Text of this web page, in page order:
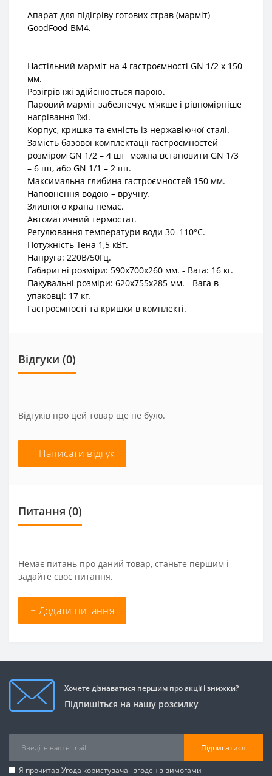
Апарат для підігріву готових страв (марміт)
GoodFood BM4.
Настільний марміт на 4 гастроємності GN 1/2 х 150
мм.
Розігрів їжі здійснюється парою.
Паровий марміт забезпечує м'якше і рівномірніше
нагрівання їжі.
Корпус, кришка та ємність із нержавіючої сталі.
Замість базової комплектації гастроємностей
розміром GN 1/2 – 4 шт можна встановити GN 1/3
– 6 шт, або GN 1/1 – 2 шт.
Максимальна глибина гастроємностей 150 мм.
Наповнення водою – вручну.
Зливного крана немає.
Автоматичний термостат.
Регулювання температури води 30–110°С.
Потужність Тена 1,5 кВт.
Напруга: 220В/50Гц.
Габаритні розміри: 590х700х260 мм. - Вага: 16 кг.
Пакувальні розміри: 620x755x285 мм. - Вага в
упаковці: 17 кг.
Гастроємності та кришки в комплекті.
Відгуки (0)
Відгуків про цей товар ще не було.
+ Написати відгук
Питання (0)
Немає питань про даний товар, станьте першим і
задайте своє питання.
+ Додати питання
Хочете дізнаватися першим про акції і знижки?
Підпишіться на нашу розсилку
Підписатися
Я прочитавУгода користувача і згоден з вимогами